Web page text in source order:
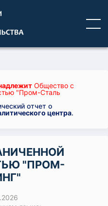
Общество с
"Пром-Сталь
отчет о
центра.
"ПРОМ-